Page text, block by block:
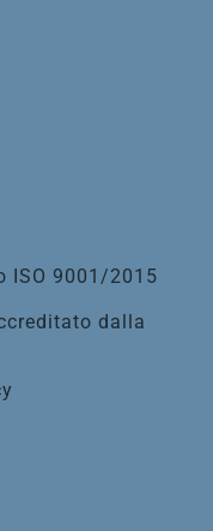
ISO 9001/2015
dalla